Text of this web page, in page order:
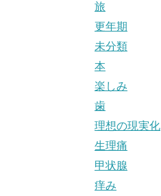
旅
更年期
未分類
本
楽しみ
歯
理想の現実化
生理痛
甲状腺
痒み